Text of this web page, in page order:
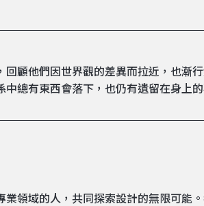
回顧他們因世界觀的差異而拉近，也漸行
中總有東西會落下，也仍有遺留在身上
業領域的人，共同探索設計的無限可能